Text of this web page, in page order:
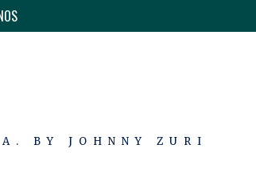
BY JOHNNY ZURI